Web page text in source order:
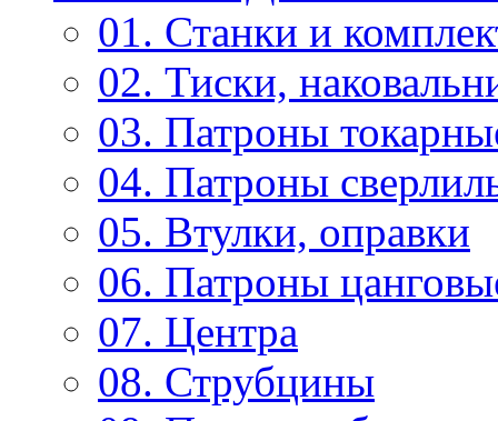
01. Станки и
02. Тиски,
03. Патроны
04. Патроны
05. Втулки, оправки
06. Патроны
07. Центра
08. Струбцины